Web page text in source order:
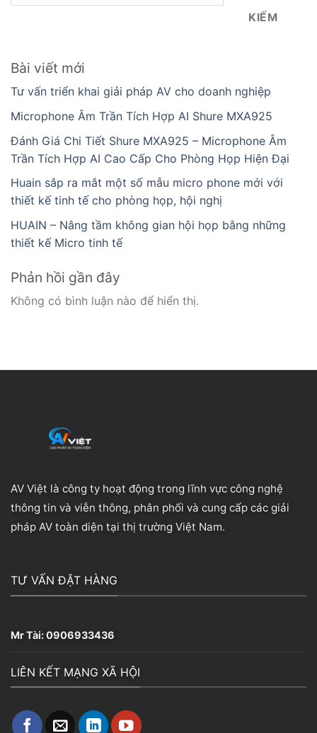
KIẾM
Bài viết mới
Tư vấn triển khai giải pháp AV cho doanh nghiệp
Microphone Âm Trần Tích Hợp AI Shure MXA925
Đánh Giá Chi Tiết Shure MXA925 – Microphone Âm
Trần Tích Hợp AI Cao Cấp Cho Phòng Họp Hiện Đại
Huain sắp ra mắt một số mẫu micro phone mới với
thiết kế tinh tế cho phòng họp, hội nghị
HUAIN – Nâng tầm không gian hội họp bằng những
thiết kế Micro tinh tế
Phản hồi gần đây
Không có bình luận nào để hiển thị.
AV Việt là công ty hoạt động trong lĩnh vực công nghệ
thông tin và viễn thông, phân phối và cung cấp các giải
pháp AV toàn diện tại thị trường Việt Nam.
TƯ VẤN ĐẶT HÀNG
Mr Tài:0906933436
LIÊN KẾT MẠNG XÃ HỘI